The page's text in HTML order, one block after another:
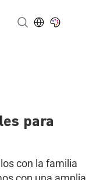
para
con la familia